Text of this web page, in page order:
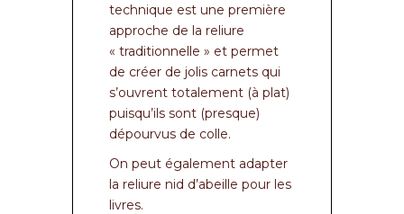
technique est une première
approche de la reliure
« traditionnelle » et permet
de créer de jolis carnets qui
s’ouvrent totalement (à plat)
puisqu’ils sont (presque)
dépourvus de colle.
On peut également adapter
la reliure nid d’abeille pour les
livres.